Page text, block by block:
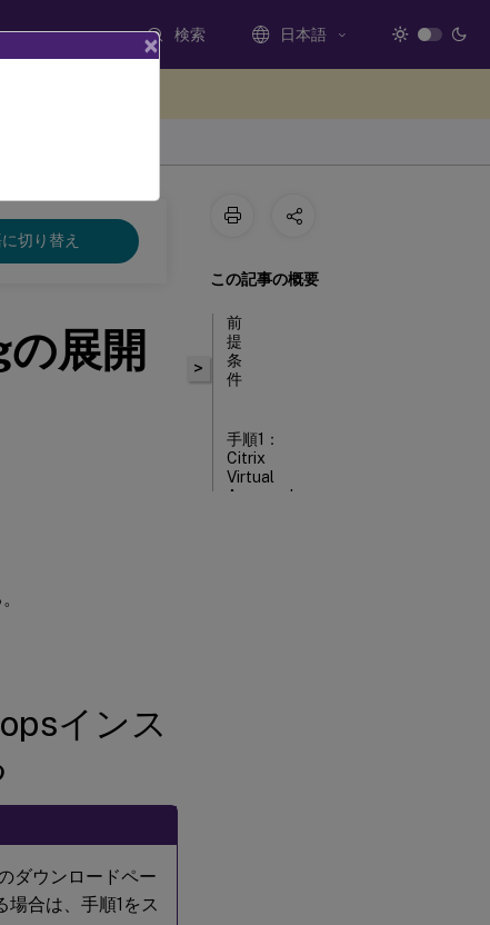
検索 日本語
切り替え
展開
インス
ダウンロードペー
合は、手順1をス
>
この記事の概要
前
提
条
件
手順1：
Citrix
Virtual
Apps and
×